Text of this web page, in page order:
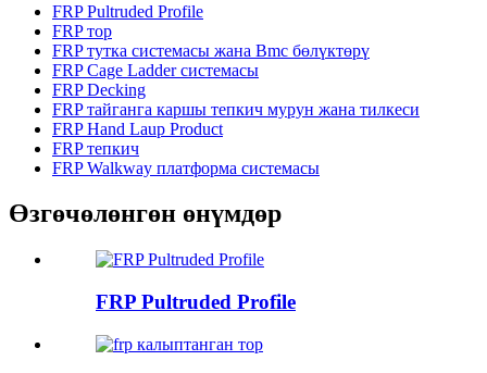
FRP Pultruded Profile
FRP тор
FRP тутка системасы жана Bmc бөлүктөрү
FRP Cage Ladder системасы
FRP Decking
FRP тайганга каршы тепкич мурун жана тилкеси
FRP Hand Laup Product
FRP тепкич
FRP Walkway платформа системасы
Өзгөчөлөнгөн өнүмдөр
FRP Pultruded Profile